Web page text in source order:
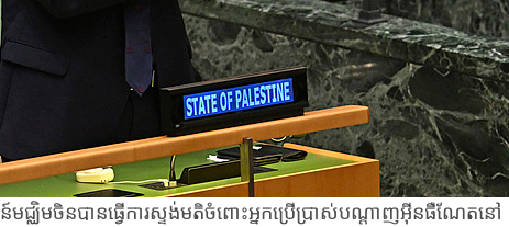
ឈិមចិនបានធ្វើការស្ទង់មតិចំពោះអ្នកប្រើប្រាស់បណ្តាញអ៊ីនធឺណែតនៅ